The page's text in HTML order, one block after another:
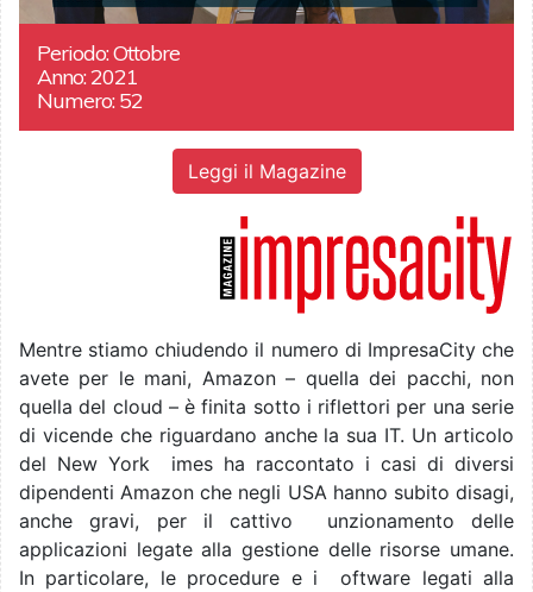
Periodo: Ottobre
Anno: 2021
Numero: 52
Leggi il Magazine
Mentre stiamo chiudendo il numero di ImpresaCity che
avete per le mani, Amazon – quella dei pacchi, non
quella del cloud – è finita sotto i riflettori per una serie
di vicende che riguardano anche la sua IT. Un articolo
del New York imes ha raccontato i casi di diversi
dipendenti Amazon che negli USA hanno subito disagi,
anche gravi, per il cattivo unzionamento delle
applicazioni legate alla gestione delle risorse umane.
In particolare, le procedure e i oftware legati alla